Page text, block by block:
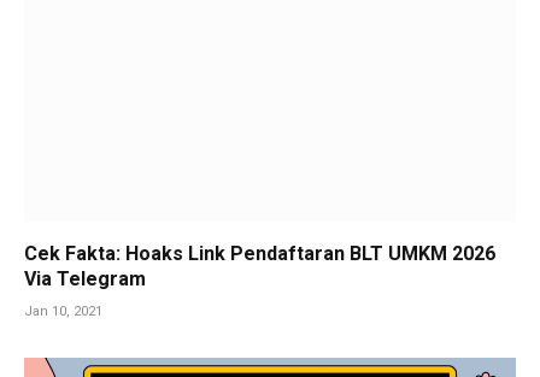
Cek Fakta: Hoaks Link Pendaftaran BLT UMKM 2026
Via Telegram
Jan 10, 2021